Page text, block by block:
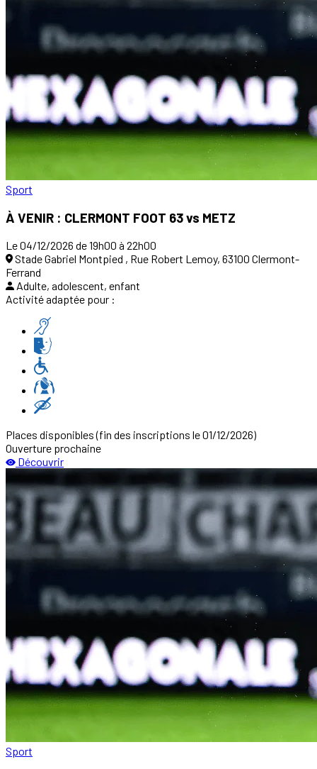
Sport
À VENIR : CLERMONT FOOT 63 vs METZ
Le 04/12/2026 de 19h00 à 22h00
Stade Gabriel Montpied , Rue Robert Lemoy, 63100 Clermont-
Ferrand
Adulte, adolescent, enfant
Activité adaptée pour :
Places disponibles(fin des inscriptions le 01/12/2026)
Ouverture prochaine
Découvrir
Sport